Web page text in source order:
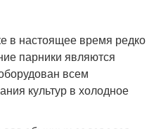
в настоящее время редко
парники являются
всем
культур в холодное